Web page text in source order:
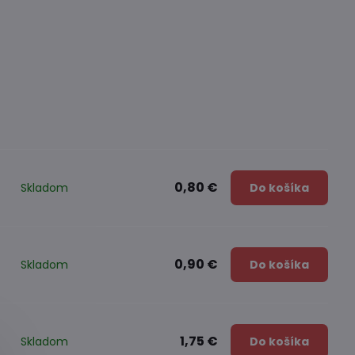
Skladom 0,80 € Do košíka
Skladom 0,90 € Do košíka
Skladom 1,75 € Do košíka